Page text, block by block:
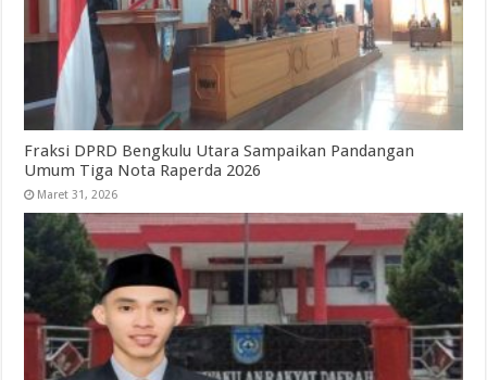
Fraksi DPRD Bengkulu Utara Sampaikan Pandangan
Umum Tiga Nota Raperda 2026
Maret 31, 2026